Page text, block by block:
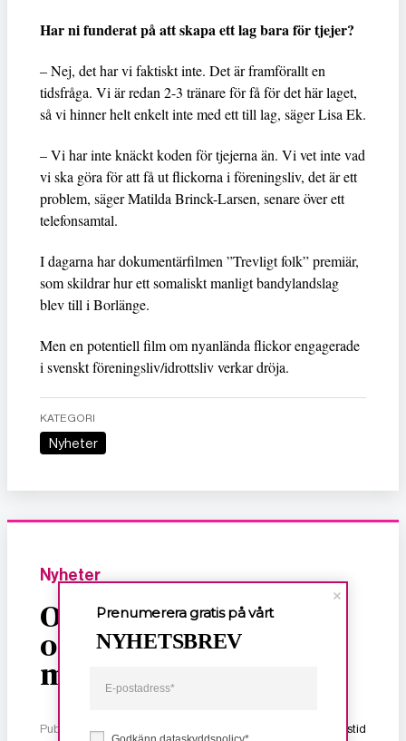
Har ni funderat på att skapa ett lag bara för tjejer?
– Nej, det har vi faktiskt inte. Det är framförallt en
tidsfråga. Vi är redan 2-3 tränare för få för det här laget,
så vi hinner helt enkelt inte med ett till lag, säger Lisa Ek.
– Vi har inte knäckt koden för tjejerna än. Vi vet inte vad
vi ska göra för att få ut flickorna i föreningsliv, det är ett
problem, säger Matilda Brinck-Larsen, senare över ett
telefonsamtal.
I dagarna har dokumentärfilmen ”Trevligt folk” premiär,
som skildrar hur ett somaliskt manligt bandylandslag
blev till i Borlänge.
Men en potentiell film om nyanlända flickor engagerade
i svenskt föreningsliv/idrottsliv verkar dröja.
KATEGORI
Nyheter
Nyheter
Om dödligt, sexuellt
och ekonomiskt våld
mot kvinnor
Publicerad 2 januari, 2026 1 min lästid
Prenumerera gratis på vårt
NYHETSBREV